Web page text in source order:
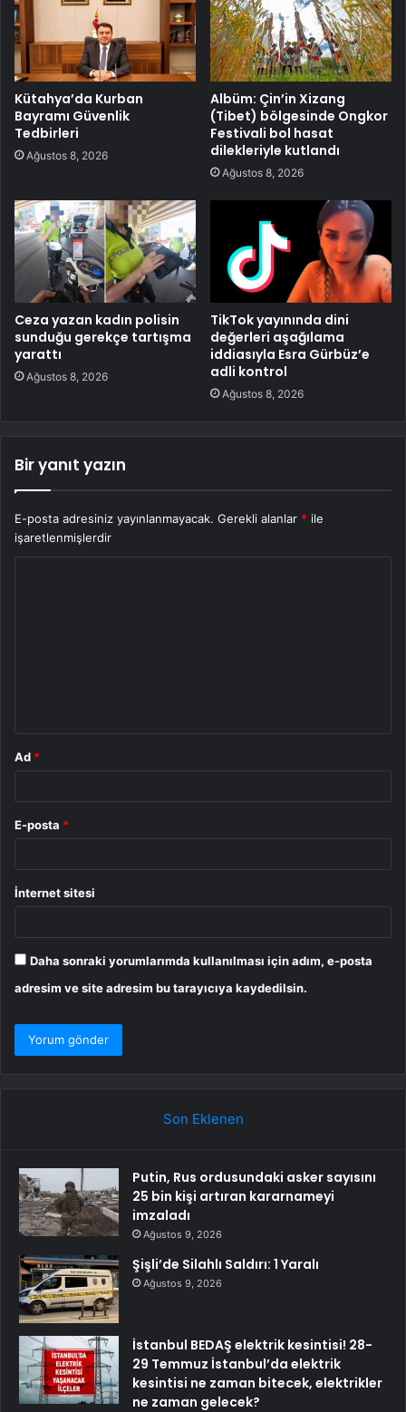
Kütahya’da Kurban
Bayramı Güvenlik
Tedbirleri
Ağustos 8, 2026
Albüm: Çin’in Xizang
(Tibet) bölgesinde Ongkor
Festivali bol hasat
dilekleriyle kutlandı
Ağustos 8, 2026
Ceza yazan kadın polisin
sunduğu gerekçe tartışma
yarattı
Ağustos 8, 2026
TikTok yayınında dini
değerleri aşağılama
iddiasıyla Esra Gürbüz’e
adli kontrol
Ağustos 8, 2026
Bir yanıt yazın
E-posta adresiniz yayınlanmayacak. Gerekli alanlar * ile
işaretlenmişlerdir
Ad *
E-posta *
İnternet sitesi
Daha sonraki yorumlarımda kullanılması için adım, e-posta
adresim ve site adresim bu tarayıcıya kaydedilsin.
Son Eklenen
Putin, Rus ordusundaki asker sayısını
25 bin kişi artıran kararnameyi
imzaladı
Ağustos 9, 2026
Şişli’de Silahlı Saldırı: 1 Yaralı
Ağustos 9, 2026
İstanbul BEDAŞ elektrik kesintisi! 28-
29 Temmuz İstanbul’da elektrik
kesintisi ne zaman bitecek, elektrikler
ne zaman gelecek?